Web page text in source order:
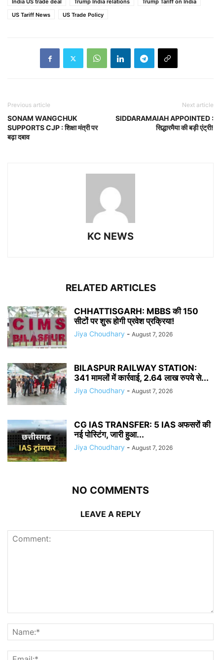
India US trade deal Trump India relations
Trump Tariff on India
US Tariff News
US Trade Policy
Previous article
SONAM WANGCHUK
SUPPORTS CJP : शिक्षा मंत्री पर
बढ़ा दबाव
Next article
SIDDARAMAIAH APPOINTED :
सिद्धारमैया की बड़ी एंट्री!
KC NEWS
RELATED ARTICLES
CHHATTISGARH: MBBS की 150
सीटों पर शुरू होगी प्रवेश प्रक्रिया!
Jiya Choudhary - August 7, 2026
BILASPUR RAILWAY STATION:
341 मामलों में कार्रवाई, 2.64 लाख रुपये से...
Jiya Choudhary - August 7, 2026
CG IAS TRANSFER: 5 IAS अफसरों की
नई पोस्टिंग, जारी हुआ...
Jiya Choudhary - August 7, 2026
NO COMMENTS
LEAVE A REPLY